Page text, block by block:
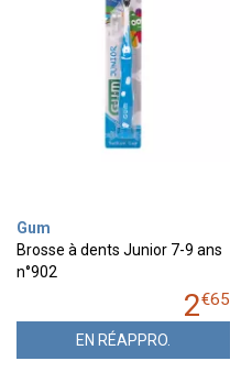
Gum
Brosse à dents Junior 7-9 ans
n°902
2€65
EN RÉAPPRO.